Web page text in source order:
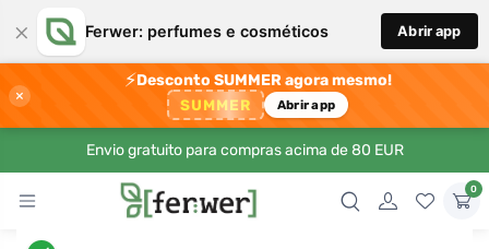
× Ferwer: perfumes e cosméticos Abrir app
×
⚡Desconto SUMMER agora mesmo!
SUMMER Abrir app
Envio gratuito para compras acima de 80 EUR
0